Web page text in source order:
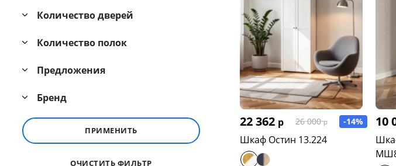
Количество дверей
Количество полок
Предложения
Бренд
ПРИМЕНИТЬ
ОЧИСТИТЬ ФИЛЬТР
22 362 р 26 000 р -14%
Шкаф Остин 13.224
10